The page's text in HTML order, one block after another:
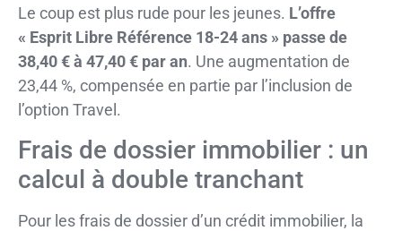
Le coup est plus rude pour les jeunes. L’offre
« Esprit Libre Référence 18-24 ans » passe de
38,40 € à 47,40 € par an. Une augmentation de
23,44 %, compensée en partie par l’inclusion de
l’option Travel.
Frais de dossier immobilier : un
calcul à double tranchant
Pour les frais de dossier d’un crédit immobilier, la